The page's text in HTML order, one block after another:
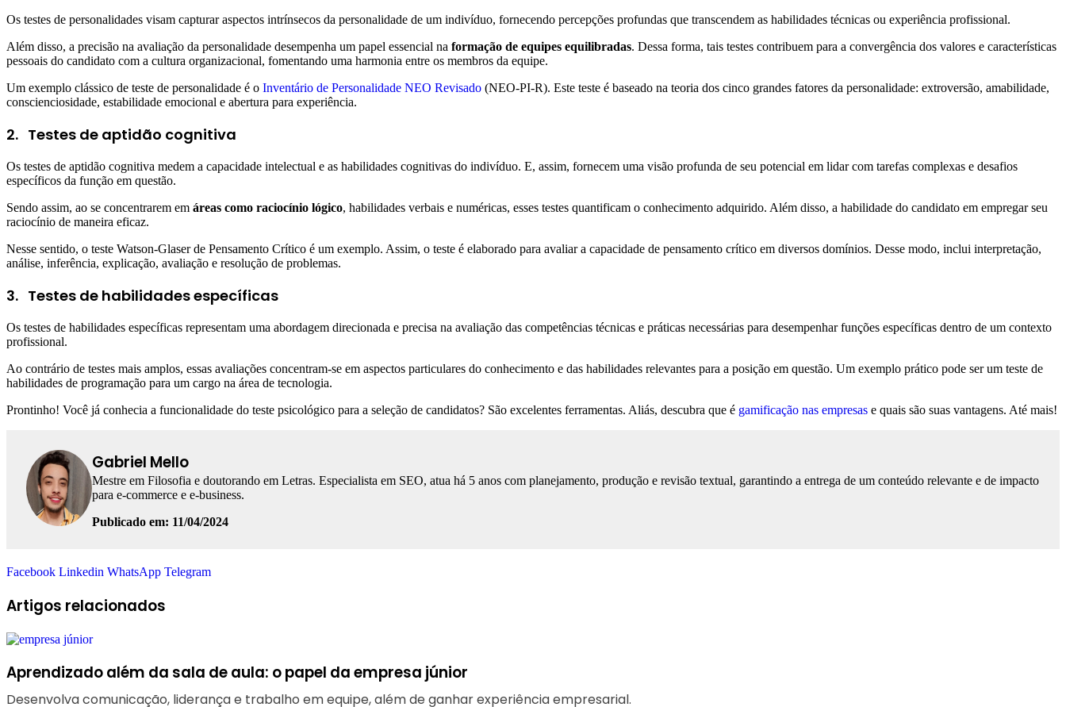
Os testes de personalidades visam capturar aspectos intrínsecos da personalidade de um indivíduo, fornecendo percepções profundas que transcendem as habilidades técnicas ou experiência profissional.
Além disso, a precisão na avaliação da personalidade desempenha um papel essencial na formação de equipes equilibradas. Dessa forma, tais testes contribuem para a convergência dos valores e características
pessoais do candidato com a cultura organizacional, fomentando uma harmonia entre os membros da equipe.
Um exemplo clássico de teste de personalidade é o Inventário de Personalidade NEO Revisado (NEO-PI-R). Este teste é baseado na teoria dos cinco grandes fatores da personalidade: extroversão, amabilidade,
conscienciosidade, estabilidade emocional e abertura para experiência.
2. Testes de aptidão cognitiva
Os testes de aptidão cognitiva medem a capacidade intelectual e as habilidades cognitivas do indivíduo. E, assim, fornecem uma visão profunda de seu potencial em lidar com tarefas complexas e desafios
específicos da função em questão.
Sendo assim, ao se concentrarem em áreas como raciocínio lógico, habilidades verbais e numéricas, esses testes quantificam o conhecimento adquirido. Além disso, a habilidade do candidato em empregar seu
raciocínio de maneira eficaz.
Nesse sentido, o teste Watson-Glaser de Pensamento Crítico é um exemplo. Assim, o teste é elaborado para avaliar a capacidade de pensamento crítico em diversos domínios. Desse modo, inclui interpretação,
análise, inferência, explicação, avaliação e resolução de problemas.
3. Testes de habilidades específicas
Os testes de habilidades específicas representam uma abordagem direcionada e precisa na avaliação das competências técnicas e práticas necessárias para desempenhar funções específicas dentro de um contexto
profissional.
Ao contrário de testes mais amplos, essas avaliações concentram-se em aspectos particulares do conhecimento e das habilidades relevantes para a posição em questão. Um exemplo prático pode ser um teste de
habilidades de programação para um cargo na área de tecnologia.
Prontinho! Você já conhecia a funcionalidade do teste psicológico para a seleção de candidatos? São excelentes ferramentas. Aliás, descubra que é gamificação nas empresas e quais são suas vantagens. Até mais!
Gabriel Mello
Mestre em Filosofia e doutorando em Letras. Especialista em SEO, atua há 5 anos com planejamento, produção e revisão textual, garantindo a entrega de um conteúdo relevante e de impacto
para e-commerce e e-business.
Publicado em: 11/04/2024
Facebook Linkedin WhatsApp Telegram
Artigos relacionados
Aprendizado além da sala de aula: o papel da empresa júnior
Desenvolva comunicação, liderança e trabalho em equipe, além de ganhar experiência empresarial.